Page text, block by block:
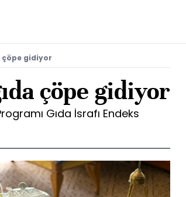
çöpe gidiyor
çöpe gidiyor
Gıda İsrafı Endeks